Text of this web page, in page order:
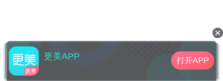
更美APP 打开APP